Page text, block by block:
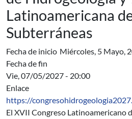
Latinoamericana
Subterráneas
Fecha de inicio Miércoles, 5 Mayo,
Fecha de fin
Vie, 07/05/2027 - 20:00
Enlace
https://
El XVII Congreso Latinoamericano